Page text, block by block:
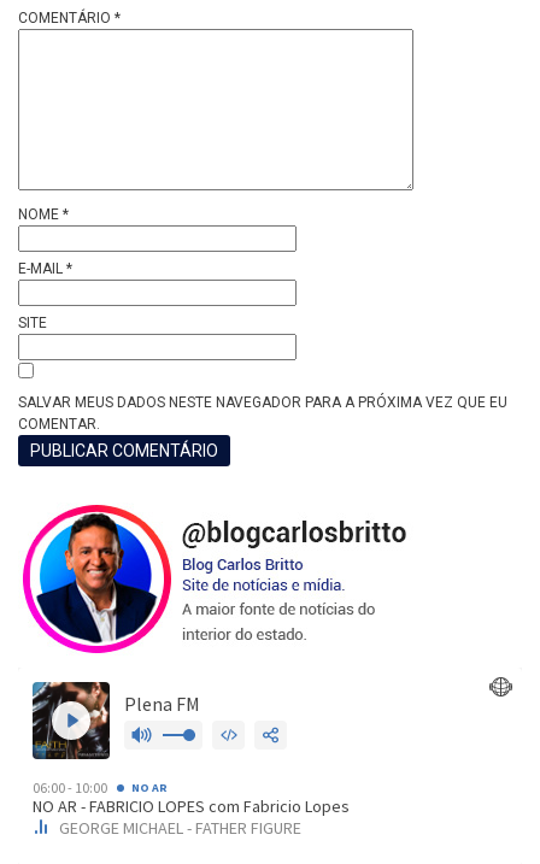
COMENTÁRIO *
NOME *
E-MAIL *
SITE
SALVAR MEUS DADOS NESTE NAVEGADOR PARA A PRÓXIMA VEZ QUE EU
COMENTAR.